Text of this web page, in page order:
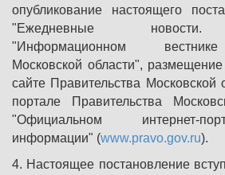
опубликование настоящего
"Ежедневные новости.
"Информационном
Московской области",
сайте Правительства Московской
портале Правительства
"Официальном интернет-
информации" (www.pravo.gov.ru).
4. Настоящее постановление